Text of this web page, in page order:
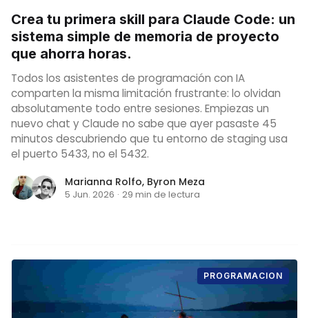
Crea tu primera skill para Claude Code: un
sistema simple de memoria de proyecto
que ahorra horas.
Todos los asistentes de programación con IA
comparten la misma limitación frustrante: lo olvidan
absolutamente todo entre sesiones. Empiezas un
nuevo chat y Claude no sabe que ayer pasaste 45
minutos descubriendo que tu entorno de staging usa
el puerto 5433, no el 5432.
Marianna Rolfo, Byron Meza
5 Jun. 2026 · 29 min de lectura
PROGRAMACION